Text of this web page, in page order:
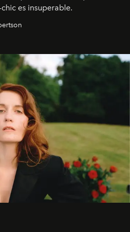
es insuperable.